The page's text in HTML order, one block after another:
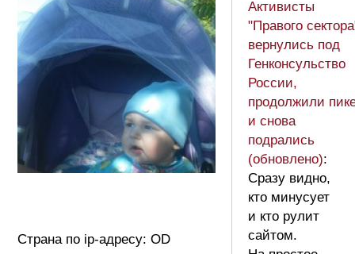
Страна по ip-адресу: OD
Активисты
"Правого
вернулись под
Генконсульство
России,
продолжили
и снова
подрались
(обновлено):
Сразу видно,
кто минусует
и кто рулит
сайтом.